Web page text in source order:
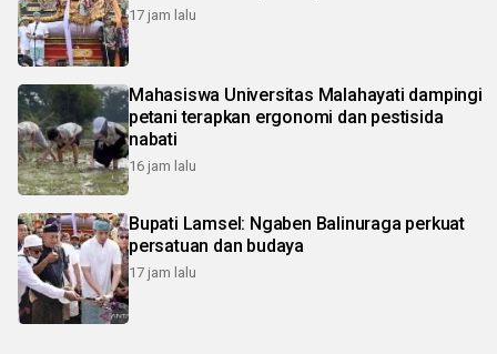
17 jam lalu
Mahasiswa Universitas Malahayati dampingi
petani terapkan ergonomi dan pestisida
nabati
16 jam lalu
Bupati Lamsel: Ngaben Balinuraga perkuat
persatuan dan budaya
17 jam lalu